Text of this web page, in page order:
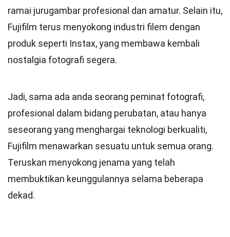
ramai jurugambar profesional dan amatur. Selain itu,
Fujifilm terus menyokong industri filem dengan
produk seperti Instax, yang membawa kembali
nostalgia fotografi segera.
Jadi, sama ada anda seorang peminat fotografi,
profesional dalam bidang perubatan, atau hanya
seseorang yang menghargai teknologi berkualiti,
Fujifilm menawarkan sesuatu untuk semua orang.
Teruskan menyokong jenama yang telah
membuktikan keunggulannya selama beberapa
dekad.